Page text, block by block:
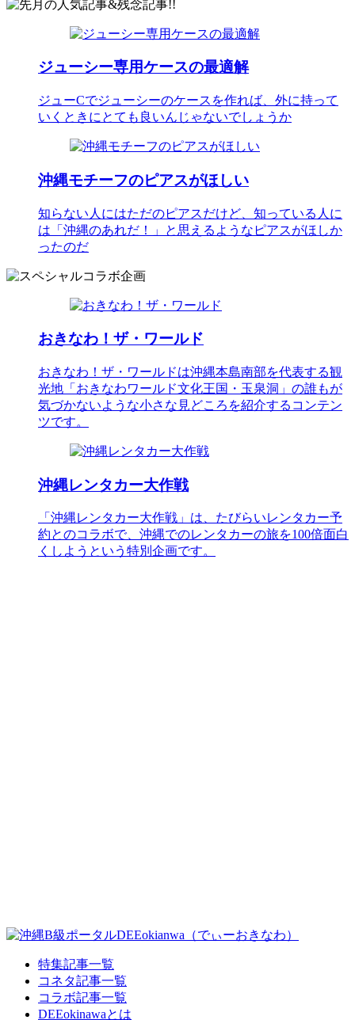
ジューシー専用ケースの最適解
ジューCでジューシーのケースを作れば、外に持って
いくときにとても良いんじゃないでしょうか
沖縄モチーフのピアスがほしい
知らない人にはただのピアスだけど、知っている人に
は「沖縄のあれだ！」と思えるようなピアスがほしか
ったのだ
おきなわ！ザ・ワールド
おきなわ！ザ・ワールドは沖縄本島南部を代表する観
光地「おきなわワールド文化王国・玉泉洞」の誰もが
気づかないような小さな見どころを紹介するコンテン
ツです。
沖縄レンタカー大作戦
「沖縄レンタカー大作戦」は、たびらいレンタカー予
約とのコラボで、沖縄でのレンタカーの旅を100倍面白
くしようという特別企画です。
特集記事一覧
コネタ記事一覧
コラボ記事一覧
DEEokinawaとは